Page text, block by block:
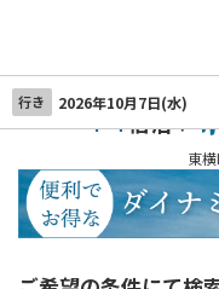
行き 2026年10月7日(水)
宿泊＋
東